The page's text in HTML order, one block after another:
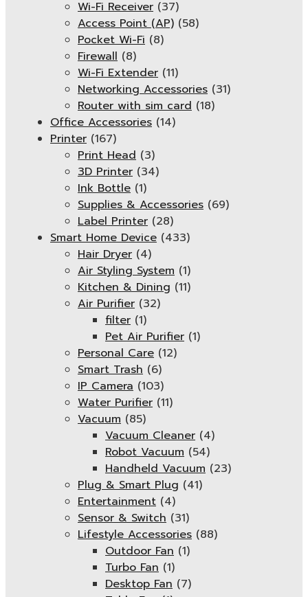
Wi-Fi Receiver (37)
Access Point (AP) (58)
Pocket Wi-Fi (8)
Firewall (8)
Wi-Fi Extender (11)
Networking Accessories (31)
Router with sim card (18)
Office Accessories (14)
Printer (167)
Print Head (3)
3D Printer (34)
Ink Bottle (1)
Supplies & Accessories (69)
Label Printer (28)
Smart Home Device (433)
Hair Dryer (4)
Air Styling System (1)
Kitchen & Dining (11)
Air Purifier (32)
filter (1)
Pet Air Purifier (1)
Personal Care (12)
Smart Trash (6)
IP Camera (103)
Water Purifier (11)
Vacuum (85)
Vacuum Cleaner (4)
Robot Vacuum (54)
Handheld Vacuum (23)
Plug & Smart Plug (41)
Entertainment (4)
Sensor & Switch (31)
Lifestyle Accessories (88)
Outdoor Fan (1)
Turbo Fan (1)
Desktop Fan (7)